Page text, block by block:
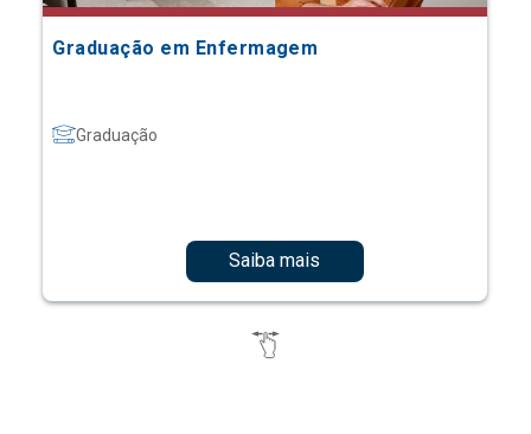
Graduação em Enfermagem
Graduação
Saiba mais